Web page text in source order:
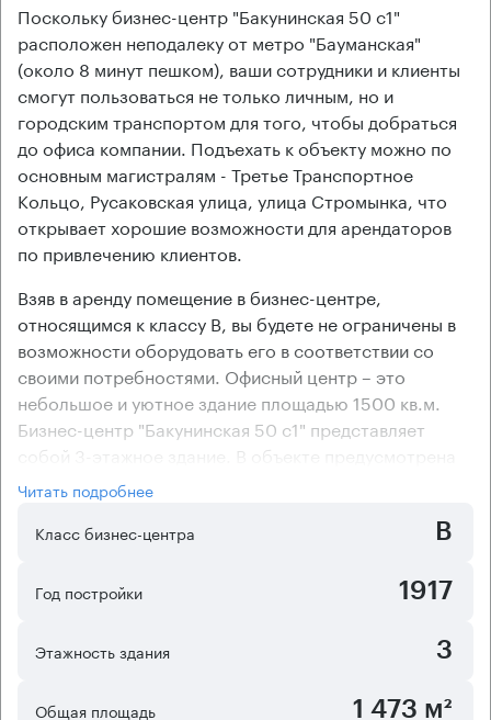
Поскольку бизнес-центр "Бакунинская 50 с1"
расположен неподалеку от метро "Бауманская"
(около 8 минут пешком), ваши сотрудники и клиенты
смогут пользоваться не только личным, но и
городским транспортом для того, чтобы добраться
до офиса компании. Подъехать к объекту можно по
основным магистралям - Третье Транспортное
Кольцо, Русаковская улица, улица Стромынка, что
открывает хорошие возможности для арендаторов
по привлечению клиентов.
Взяв в аренду помещение в бизнес-центре,
относящимся к классу В, вы будете не ограничены в
возможности оборудовать его в соответствии со
своими потребностями. Офисный центр – это
небольшое и уютное здание площадью 1500 кв.м.
Бизнес-центр "Бакунинская 50 с1" представляет
собой 3-этажное здание. В объекте предусмотрена
возможность аренды машиномест на открытой
охраняемой стоянке, расположенной в
непосредственной близости от здания.
ремонтно-отделочные работы, но имеются и офисы в
состоянии "shell&core" (без отделки). В здании
офисного центра оборудована приточно-вытяжная
вентиляция и централизованная система
Читать подробнее
Класс бизнес-центра
B
Год постройки 1917
Этажность здания 3
Общая площадь 1 473 м²